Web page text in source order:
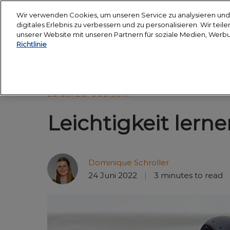
zum
Inhalt
18. - 24. März 2027
zurück zur Übersicht
Leichtigkeit
Dominique Schroller
24 Juni 2022
3 minutes to read
Wir verwenden Cookies, um unseren Service zu analysieren
digitales Erlebnis zu verbessern und zu personalisieren. Wir
unserer Website mit unseren Partnern für soziale Medien,
Richtlinie